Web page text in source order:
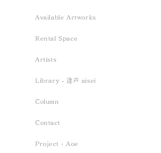
Available Artworks
Rental Space
Artists
Library ‐ 逢声 aisei
Column
Contact
Project - Aoe